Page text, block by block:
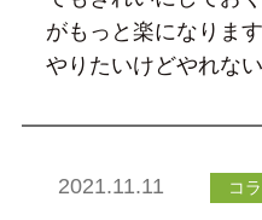
がもっと楽になりま
やりたいけどやれな
2021.11.11 コ